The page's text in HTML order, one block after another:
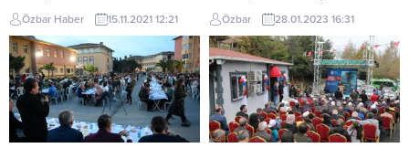
Kemal Atatürk’ün ebediyete
intikalinin 83’üncü yılı nedeniyle
düzenlediği söyleşide okurlarıyla
buluştu. Söyleşide, ‘Atatürk’ün
Dine Bakışı’nı anlatan İlahiyatçı-
Yazar, Cumhuriyet rejiminin tam
olarak İslami bir rejim olduğunu,
müslümanların Atatürk devrimleri
Özbar Haber 15.11.2021 12:21
Korunma Yöntemleri’ semineri
düzenledi. Alanında uzman
isimlerin katıldığı seminerde rahim
ağzı kanserinin önlenebilen bir
hastalık olduğu belirtilerek
korunma yöntemleri ve erken
teşhisin önemine vurgu yapıldı.
Beylikdüzü Belediyesi Sağlık İşleri
Özbar 28.01.2023 16:31